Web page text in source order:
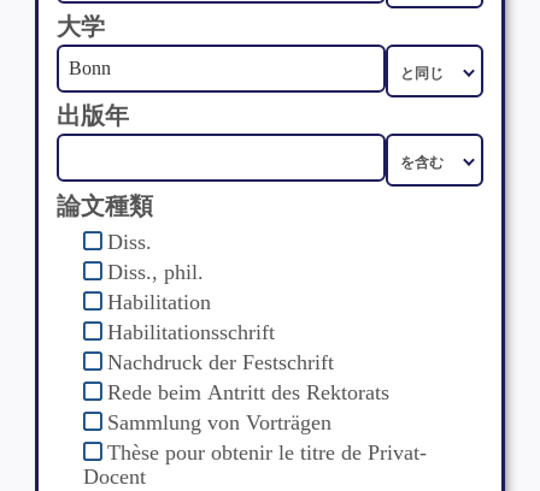
大学
出版年
論文種類
Diss.
Diss., phil.
Habilitation
Habilitationsschrift
Nachdruck der Festschrift
Rede beim Antritt des Rektorats
Sammlung von Vorträgen
Thèse pour obtenir le titre de Privat-
Docent